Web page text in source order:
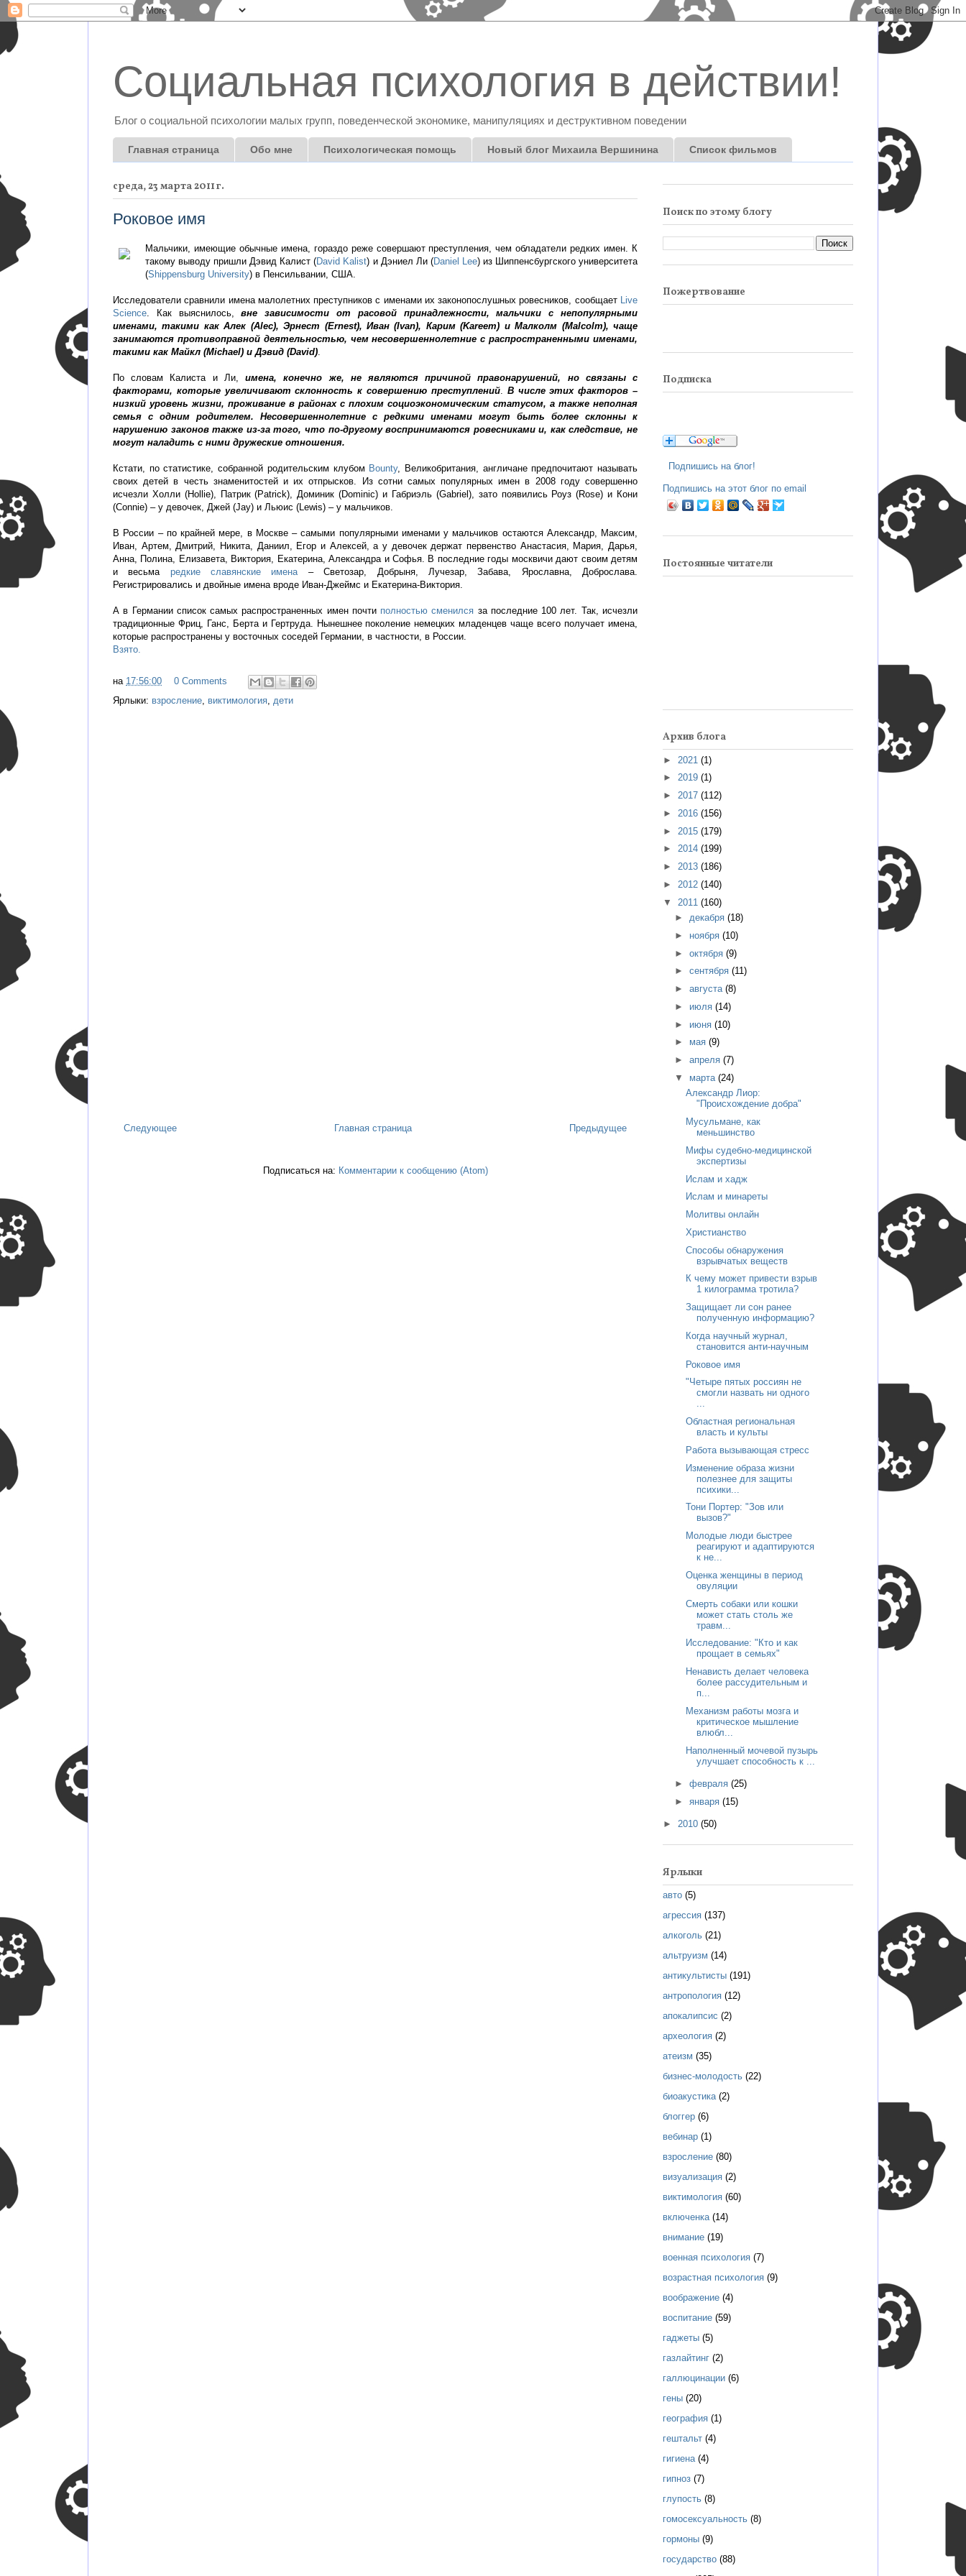
Социальная психология в действии!
Блог о социальной психологии малых групп, поведенческой экономике, манипуляциях и деструктивном поведении
Главная страница Обо мне Психологическая помощь Новый блог Михаила Вершинина Список фильмов
среда, 23 марта 2011 г.
Роковое имя
Мальчики, имеющие обычные имена, гораздо реже совершают преступления, чем обладатели редких имен. К
такому выводу пришли Дэвид Калист (David Kalist) и Дэниел Ли (Daniel Lee) из Шиппенсбургского университета
(Shippensburg University) в Пенсильвании, США.
Исследователи сравнили имена малолетних преступников с именами их законопослушных ровесников, сообщает Live
Science. Как выяснилось,вне зависимости от расовой принадлежности, мальчики с непопулярными
именами, такими как Алек (Alec), Эрнест (Ernest), Иван (Ivan), Карим (Kareem) и Малколм (Malcolm), чаще
занимаются противоправной деятельностью, чем несовершеннолетние с распространенными именами,
такими как Майкл (Michael) и Дэвид (David).
По словам Калиста и Ли,имена, конечно же, не являются причиной правонарушений, но связаны с
факторами, которые увеличивают склонность к совершению преступлений. В числе этих факторов –
низкий уровень жизни, проживание в районах с плохим социоэкономическим статусом, а также неполная
семья с одним родителем. Несовершеннолетние с редкими именами могут быть более склонны к
нарушению законов также из-за того, что по-другому воспринимаются ровесниками и, как следствие, не
могут наладить с ними дружеские отношения.
Кстати, по статистике, собранной родительским клубом Bounty, Великобритания, англичане предпочитают называть
своих детей в честь знаменитостей и их отпрысков. Из сотни самых популярных имен в 2008 году совершенно
исчезли Холли (Hollie), Патрик (Patrick), Доминик (Dominic) и Габриэль (Gabriel), зато появились Роуз (Rose) и Кони
(Connie) – у девочек, Джей (Jay) и Льюис (Lewis) – у мальчиков.
В России – по крайней мере, в Москве – самыми популярными именами у мальчиков остаются Александр, Максим,
Иван, Артем, Дмитрий, Никита, Даниил, Егор и Алексей, а у девочек держат первенство Анастасия, Мария, Дарья,
Анна, Полина, Елизавета, Виктория, Екатерина, Александра и Софья. В последние годы москвичи дают своим детям
и весьма редкие славянские имена– Светозар, Добрыня, Лучезар, Забава, Ярославна, Доброслава.
Регистрировались и двойные имена вроде Иван-Джеймс и Екатерина-Виктория.
А в Германии список самых распространенных имен почти полностью сменился за последние 100 лет. Так, исчезли
традиционные Фриц, Ганс, Берта и Гертруда. Нынешнее поколение немецких младенцев чаще всего получает имена,
которые распространены у восточных соседей Германии, в частности, в России.
Взято.
на 17:56:00
0 Comments
Ярлыки: взросление, виктимология, дети
Следующее Предыдущее
Главная страница
Подписаться на: Комментарии к сообщению (Atom)
Поиск по этому блогу
Пожертвование
Подписка
Подпишись на блог!
Подпишись на этот блог по email
Постоянные читатели
Архив блога
► 2021 (1)
► 2019 (1)
► 2017 (112)
► 2016 (156)
► 2015 (179)
► 2014 (199)
► 2013 (186)
► 2012 (140)
▼ 2011 (160)
► декабря (18)
► ноября (10)
► октября (9)
► сентября (11)
► августа (8)
► июля (14)
► июня (10)
► мая (9)
► апреля (7)
▼ марта (24)
Александр Лиор:
"Происхождение добра"
Мусульмане, как
меньшинство
Мифы судебно-медицинской
экспертизы
Ислам и хадж
Ислам и минареты
Молитвы онлайн
Христианство
Способы обнаружения
взрывчатых веществ
К чему может привести взрыв
1 килограмма тротила?
Защищает ли сон ранее
полученную информацию?
Когда научный журнал,
становится анти-научным
Роковое имя
"Четыре пятых россиян не
смогли назвать ни одного
...
Областная региональная
власть и культы
Работа вызывающая стресс
Изменение образа жизни
полезнее для защиты
психики...
Тони Портер: "Зов или
вызов?"
Молодые люди быстрее
реагируют и адаптируются
к не...
Оценка женщины в период
овуляции
Смерть собаки или кошки
может стать столь же
травм...
Исследование: "Кто и как
прощает в семьях"
Ненависть делает человека
более рассудительным и
п...
Механизм работы мозга и
критическое мышление
влюбл...
Наполненный мочевой пузырь
улучшает способность к ...
► февраля (25)
► января (15)
► 2010 (50)
Ярлыки
авто (5)
агрессия (137)
алкоголь (21)
альтруизм (14)
антикультисты (191)
антропология (12)
апокалипсис (2)
археология (2)
атеизм (35)
бизнес-молодость (22)
биоакустика (2)
блоггер (6)
вебинар (1)
взросление (80)
визуализация (2)
виктимология (60)
включенка (14)
внимание (19)
военная психология (7)
возрастная психология (9)
воображение (4)
воспитание (59)
гаджеты (5)
газлайтинг (2)
галлюцинации (6)
гены (20)
география (1)
гештальт (4)
гигиена (4)
гипноз (7)
глупость (8)
гомосексуальность (8)
гормоны (9)
государство (88)